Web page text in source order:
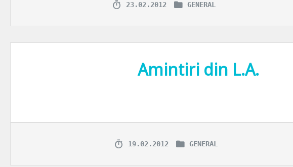
23.02.2012 GENERAL
Amintiri din L.A.
Probabil v-am mai spus: nu-mi place pestele. Nici lui nu i-a placut de mine, dupa cum
19.02.2012 GENERAL